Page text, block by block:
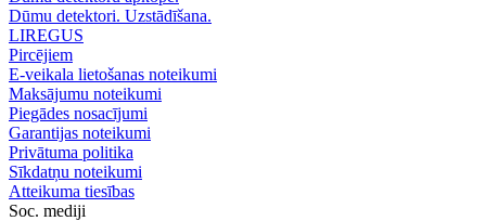
Dūmu detektori. Uzstādīšana.
LIREGUS
Pircējiem
E-veikala lietošanas noteikumi
Maksājumu noteikumi
Piegādes nosacījumi
Garantijas noteikumi
Privātuma politika
Sīkdatņu noteikumi
Atteikuma tiesības
Soc. mediji